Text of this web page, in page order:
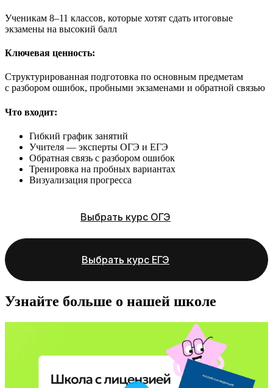
Ученикам 8–11 классов, которые хотят сдать итоговые
экзамены на высокий балл
Ключевая ценность:
Структурированная подготовка по основным предметам
с разбором ошибок, пробными экзаменами и обратной связью
Что входит:
Гибкий график занятий
Учителя — эксперты ОГЭ и ЕГЭ
Обратная связь с разбором ошибок
Тренировка на пробных вариантах
Визуализация прогресса
Выбрать курс ОГЭ
Выбрать курс ЕГЭ
Узнайте больше о нашей школе